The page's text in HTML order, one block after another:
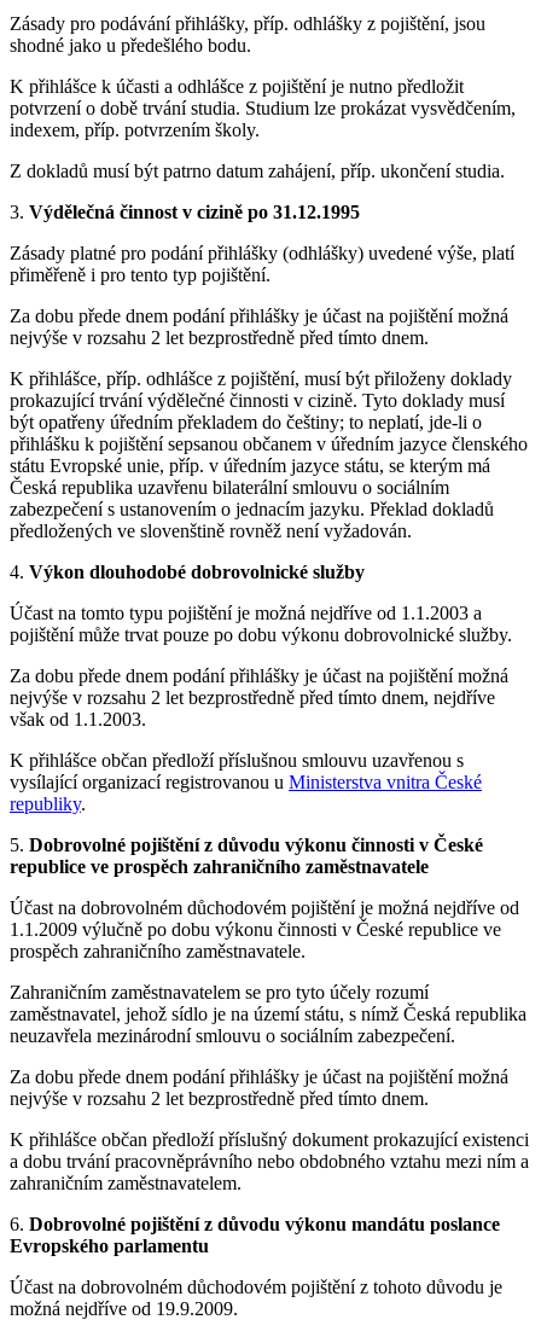
Zásady pro podávání přihlášky, příp. odhlášky z pojištění, jsou
shodné jako u předešlého bodu.
K přihlášce k účasti a odhlášce z pojištění je nutno předložit
potvrzení o době trvání studia. Studium lze prokázat vysvědčením,
indexem, příp. potvrzením školy.
Z dokladů musí být patrno datum zahájení, příp. ukončení studia.
3. Výdělečná činnost v cizině po 31.12.1995
Zásady platné pro podání přihlášky (odhlášky) uvedené výše, platí
přiměřeně i pro tento typ pojištění.
Za dobu přede dnem podání přihlášky je účast na pojištění možná
nejvýše v rozsahu 2 let bezprostředně před tímto dnem.
K přihlášce, příp. odhlášce z pojištění, musí být přiloženy doklady
prokazující trvání výdělečné činnosti v cizině. Tyto doklady musí
být opatřeny úředním překladem do češtiny; to neplatí, jde-li o
přihlášku k pojištění sepsanou občanem v úředním jazyce členského
státu Evropské unie, příp. v úředním jazyce státu, se kterým má
Česká republika uzavřenu bilaterální smlouvu o sociálním
zabezpečení s ustanovením o jednacím jazyku. Překlad dokladů
předložených ve slovenštině rovněž není vyžadován.
4. Výkon dlouhodobé dobrovolnické služby
Účast na tomto typu pojištění je možná nejdříve od 1.1.2003 a
pojištění může trvat pouze po dobu výkonu dobrovolnické služby.
Za dobu přede dnem podání přihlášky je účast na pojištění možná
nejvýše v rozsahu 2 let bezprostředně před tímto dnem, nejdříve
však od 1.1.2003.
K přihlášce občan předloží příslušnou smlouvu uzavřenou s
vysílající organizací registrovanou u Ministerstva vnitra České
republiky.
5. Dobrovolné pojištění z důvodu výkonu činnosti v České
republice ve prospěch zahraničního zaměstnavatele
Účast na dobrovolném důchodovém pojištění je možná nejdříve od
1.1.2009 výlučně po dobu výkonu činnosti v České republice ve
prospěch zahraničního zaměstnavatele.
Zahraničním zaměstnavatelem se pro tyto účely rozumí
zaměstnavatel, jehož sídlo je na území státu, s nímž Česká republika
neuzavřela mezinárodní smlouvu o sociálním zabezpečení.
Za dobu přede dnem podání přihlášky je účast na pojištění možná
nejvýše v rozsahu 2 let bezprostředně před tímto dnem.
K přihlášce občan předloží příslušný dokument prokazující existenci
a dobu trvání pracovněprávního nebo obdobného vztahu mezi ním a
zahraničním zaměstnavatelem.
6. Dobrovolné pojištění z důvodu výkonu mandátu poslance
Evropského parlamentu
Účast na dobrovolném důchodovém pojištění z tohoto důvodu je
možná nejdříve od 19.9.2009.